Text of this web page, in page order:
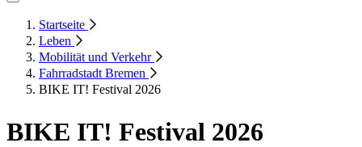
Startseite
Leben
Mobilität und Verkehr
Fahrradstadt Bremen
BIKE IT! Festival 2026
BIKE IT! Festival 2026